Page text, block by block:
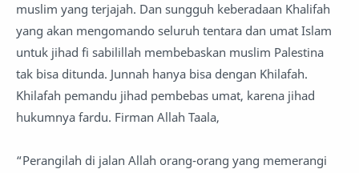
muslim yang terjajah. Dan sungguh keberadaan Khalifah
yang akan mengomando seluruh tentara dan umat Islam
untuk jihad fi sabilillah membebaskan muslim Palestina
tak bisa ditunda. Junnah hanya bisa dengan Khilafah.
Khilafah pemandu jihad pembebas umat, karena jihad
hukumnya fardu. Firman Allah Taala,
“Perangilah di jalan Allah orang-orang yang memerangi